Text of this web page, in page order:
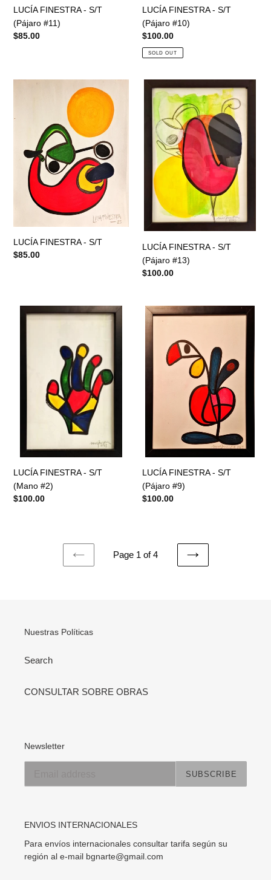
LUCÍA FINESTRA - S/T
(Pájaro #11)
Regular
$85.00
LUCÍA FINESTRA - S/T
(Pájaro #10)
Regular
price
$100.00
SOLD OUT
LUCÍA
LUCÍA FINESTRA - S/T
Regular
$85.00
LUCÍA
FINESTRA
S/T
(Pájaro
#13)
LUCÍA FINESTRA - S/T
(Pájaro #13)
Regular
$100.00
LUCÍA
LUCÍA FINESTRA - S/T
(Mano #2)
Regular
$100.00
LUCÍA
FINESTRA
(Pájaro
LUCÍA FINESTRA - S/T
(Pájaro #9)
Regular
$100.00
PREVIOUS
Page 1 of 4
NEXT
Nuestras Políticas
Search
CONSULTAR SOBRE OBRAS
Newsletter
SUBSCRIBE
ENVIOS INTERNACIONALES
Para envíos internacionales consultar tarifa según su
región al e-mail bgnarte@gmail.com